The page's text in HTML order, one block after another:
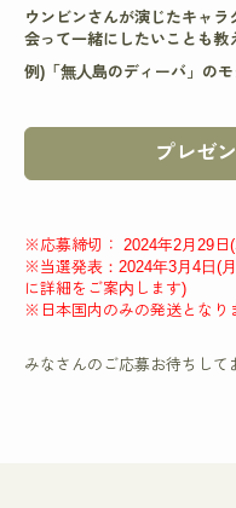
ウンビンさんが演じたキャ
会って一緒にしたいことも教
例)「無人島のディーバ」の
プレゼ
※応募締切： 2024年2月29日
※当選発表：2024年3月4日(
に詳細をご案内します)
※日本国内のみの発送となり
みなさんのご応募お待ちして